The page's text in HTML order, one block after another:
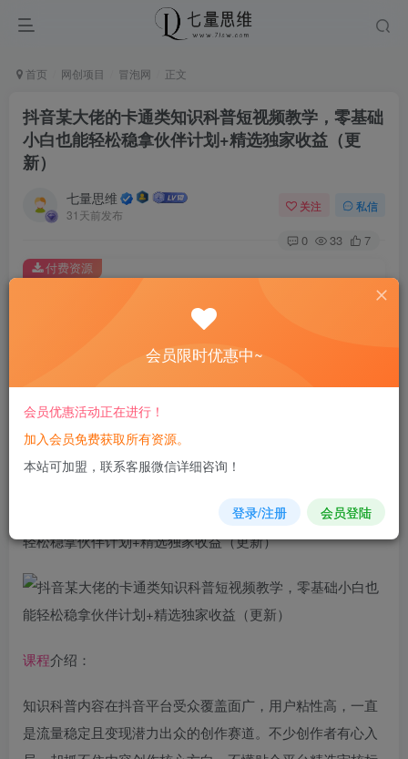
首页 网创项目 冒泡网 正文
抖音某大佬的卡通类知识科普短视频教学，零基础
小白也能轻松稳拿伙伴计划+精选独家收益（更
新）
七量思维
31天前发布
关注 私信
0 33 7
此内容为付费资源，请付费后查看
￥8.8
黄金会员免费 钻石会员免费
您当前未登录！建议登陆后购买，可保存购买订单
付费资源
短视频教学，零基础小白也能
轻松稳拿伙伴计划+精选独家收益（更新）
课程介绍：
知识科普内容在抖音平台受众覆盖面广，用户粘性高，一直
是流量稳定且变现潜力出众的创作赛道。不少创作者有心入
会员限时优惠中~
会员优惠活动正在进行！
加入会员免费获取所有资源。
本站可加盟，联系客服微信详细咨询！
登录/注册 会员登陆